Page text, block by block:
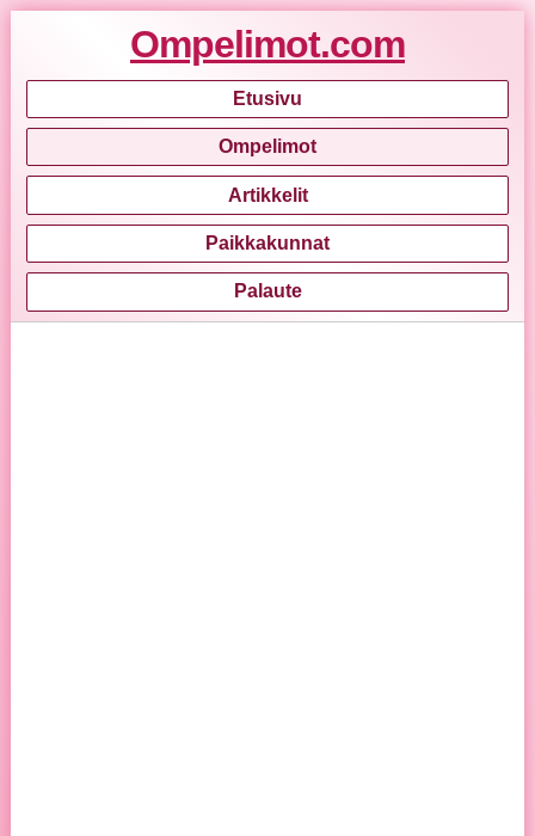
Ompelimot.com
Etusivu
Ompelimot
Artikkelit
Paikkakunnat
Palaute